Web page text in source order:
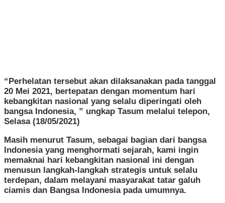
“Perhelatan tersebut akan dilaksanakan pada tanggal
20 Mei 2021, bertepatan dengan momentum hari
kebangkitan nasional yang selalu diperingati oleh
bangsa Indonesia, ” ungkap Tasum melalui telepon,
Selasa (18/05/2021)
Masih menurut Tasum, sebagai bagian dari bangsa
Indonesia yang menghormati sejarah, kami ingin
memaknai hari kebangkitan nasional ini dengan
menusun langkah-langkah strategis untuk selalu
terdepan, dalam melayani masyarakat tatar galuh
ciamis dan Bangsa Indonesia pada umumnya.